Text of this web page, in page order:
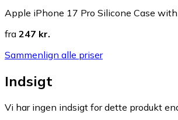
Apple iPhone 17 Pro Silicone Case
fra 247 kr.
Sammenlign alle priser
Indsigt
Vi har ingen indsigt for dette produkt